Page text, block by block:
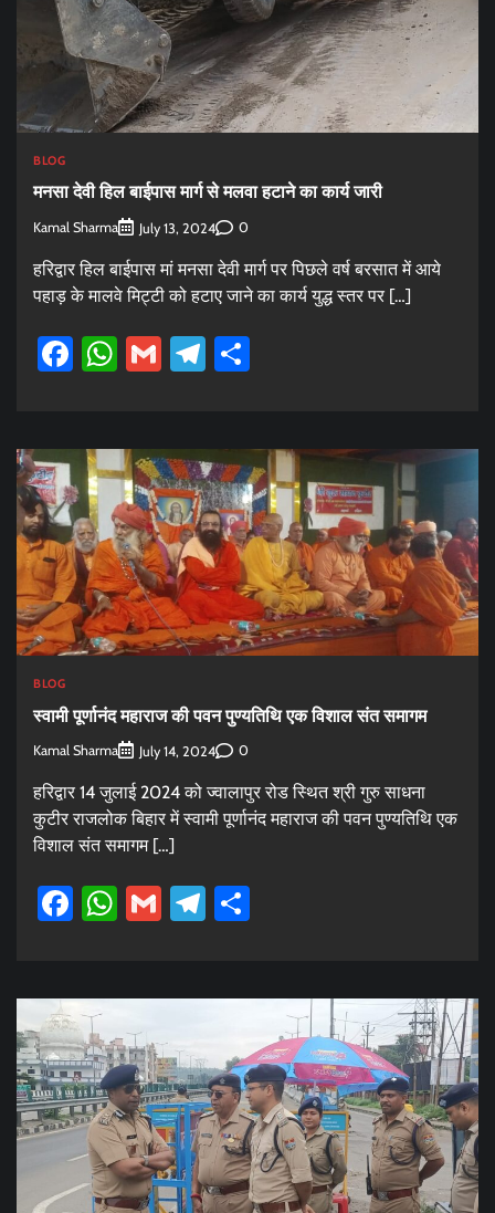
BLOG
मनसा देवी हिल बाईपास मार्ग से मलवा हटाने का कार्य जारी
Kamal Sharma July 13, 2024 0
हरिद्वार हिल बाईपास मां मनसा देवी मार्ग पर पिछले वर्ष बरसात में आये
पहाड़ के मालवे मिट्टी को हटाए जाने का कार्य युद्ध स्तर पर […]
Facebook
WhatsApp
GmailTelegram
BLOG
स्वामी पूर्णानंद महाराज की पवन पुण्यतिथि एक विशाल संत समागम
Kamal Sharma July 14, 2024 0
हरिद्वार 14 जुलाई 2024 को ज्वालापुर रोड स्थित श्री गुरु साधना
कुटीर राजलोक बिहार में स्वामी पूर्णानंद महाराज की पवन पुण्यतिथि एक
विशाल संत समागम […]
Facebook
WhatsApp
GmailTelegram